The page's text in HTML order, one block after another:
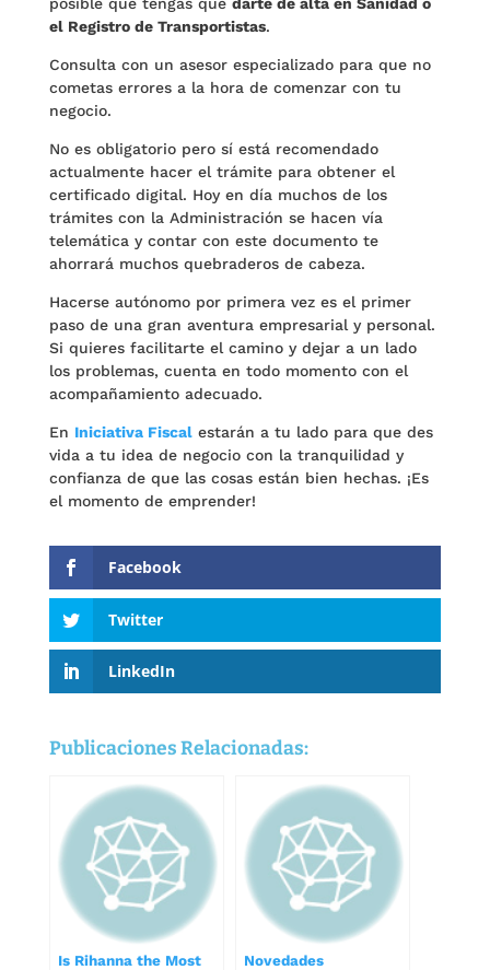
posible que tengas que darte de alta en Sanidad o
el Registro de Transportistas.
Consulta con un asesor especializado para que no
cometas errores a la hora de comenzar con tu
negocio.
No es obligatorio pero sí está recomendado
actualmente hacer el trámite para obtener el
certificado digital. Hoy en día muchos de los
trámites con la Administración se hacen vía
telemática y contar con este documento te
ahorrará muchos quebraderos de cabeza.
Hacerse autónomo por primera vez es el primer
paso de una gran aventura empresarial y personal.
Si quieres facilitarte el camino y dejar a un lado
los problemas, cuenta en todo momento con el
acompañamiento adecuado.
En Iniciativa Fiscalestarán a tu lado para que des
vida a tu idea de negocio con la tranquilidad y
confianza de que las cosas están bien hechas. ¡Es
el momento de emprender!
Facebook
Twitter
LinkedIn
Publicaciones Relacionadas:
Is Rihanna the Most
Novedades